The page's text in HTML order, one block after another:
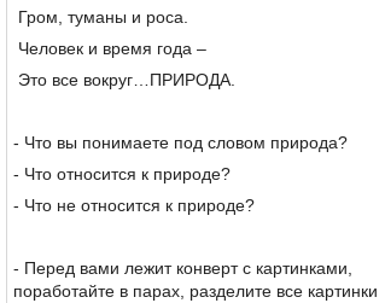
Гром, туманы и роса.
Человек и время года –
Это все вокруг…ПРИРОДА.
- Что вы понимаете под словом природа?
- Что относится к природе?
- Что не относится к природе?
- Перед вами лежит конверт с картинками,
поработайте в парах, разделите все картинки